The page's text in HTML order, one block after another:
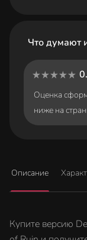
Что думают
Оценка
ниже на
Описание
Купите версию